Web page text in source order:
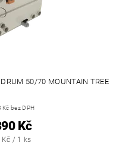
50/70 MOUNTAIN TREE
bez DPH
Kč
/ 1 ks